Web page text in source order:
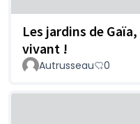
Les jardins de
vivant !
Autrusseau 0